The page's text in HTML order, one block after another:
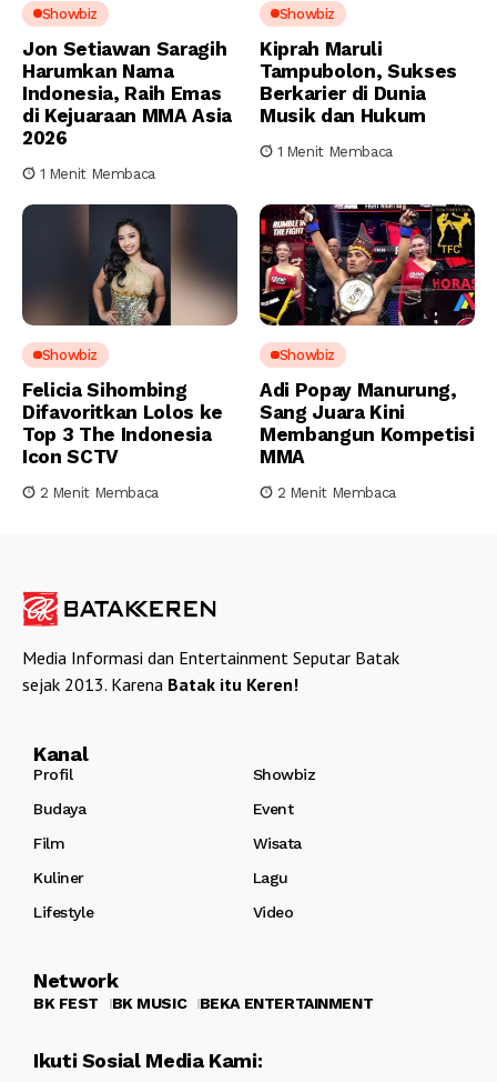
Showbiz
Jon Setiawan Saragih
Harumkan Nama
Indonesia, Raih Emas
di Kejuaraan MMA Asia
2026
1 Menit Membaca
Showbiz
Kiprah Maruli
Tampubolon, Sukses
Berkarier di Dunia
Musik dan Hukum
1 Menit Membaca
Showbiz
Felicia Sihombing
Difavoritkan Lolos ke
Top 3 The Indonesia
Icon SCTV
2 Menit Membaca
Showbiz
Adi Popay Manurung,
Sang Juara Kini
Membangun Kompetisi
MMA
2 Menit Membaca
Media Informasi dan Entertainment Seputar Batak
sejak 2013. Karena Batak itu Keren!
Kanal
Profil
Showbiz
Budaya
Event
Film
Wisata
Kuliner
Lagu
Lifestyle
Video
Network
BK FEST BK MUSIC BEKA ENTERTAINMENT
Ikuti Sosial Media Kami: